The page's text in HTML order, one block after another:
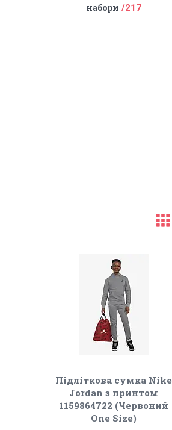
набори
217
Підліткова сумка Nike
Jordan з принтом
1159864722 (Червоний
One Size)